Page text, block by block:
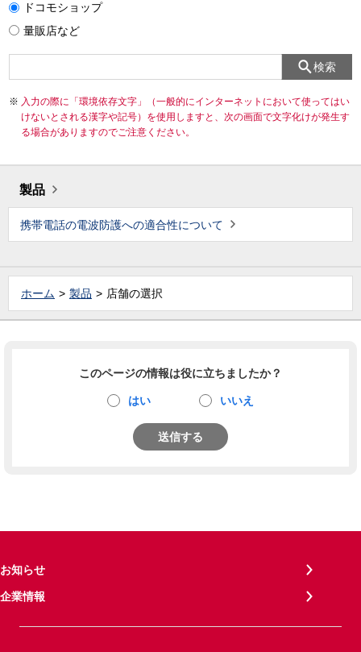
ドコモショップ
量販店など
検索
入力の際に「環境依存文字」（一般的にインターネットにおいて使ってはい
けないとされる漢字や記号）を使用しますと、次の画面で文字化けが発生す
る場合がありますのでご注意ください。
製品
携帯電話の電波防護への適合性について
ホーム 製品 店舗の選択
このページの情報は役に立ちましたか？
はい いいえ
送信する
お知らせ
企業情報